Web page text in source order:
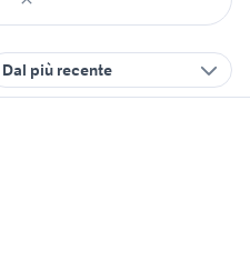
Dal più recente